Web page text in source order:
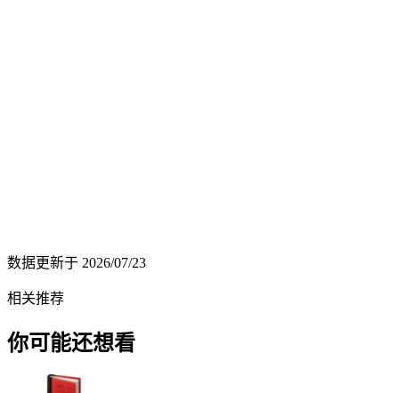
数据更新于 2026/07/23
相关推荐
你可能还想看